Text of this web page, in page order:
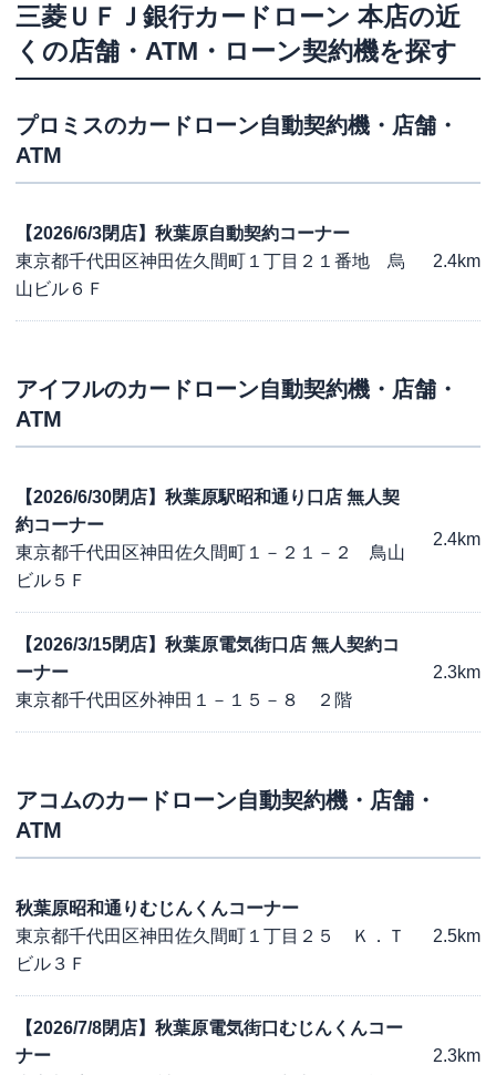
三菱ＵＦＪ銀行カードローン 本店の近
くの店舗・ATM・ローン契約機を探す
プロミスのカードローン自動契約機・店舗・
ATM
【2026/6/3閉店】秋葉原自動契約コーナー
東京都千代田区神田佐久間町１丁目２１番地 烏
山ビル６Ｆ
2.4km
アイフルのカードローン自動契約機・店舗・
ATM
【2026/6/30閉店】秋葉原駅昭和通り口店 無人契
約コーナー
東京都千代田区神田佐久間町１－２１－２ 鳥山
ビル５Ｆ
2.4km
【2026/3/15閉店】秋葉原電気街口店 無人契約コ
ーナー
東京都千代田区外神田１－１５－８ ２階
2.3km
アコムのカードローン自動契約機・店舗・
ATM
秋葉原昭和通りむじんくんコーナー
東京都千代田区神田佐久間町１丁目２５ Ｋ．Ｔ
ビル３Ｆ
2.5km
【2026/7/8閉店】秋葉原電気街口むじんくんコー
ナー
2.3km